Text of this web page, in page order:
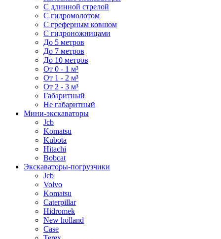
С длинной стрелой
С гидромолотом
С греферным ковшом
С гидроножницами
До 5 метров
До 7 метров
До 10 метров
От 0 - 1 м³
От 1 - 2 м³
От 2 - 3 м³
Габаритный
Не габаритный
Мини-экскаваторы
Jcb
Komatsu
Kubota
Hitachi
Bobcat
Экскаваторы-погрузчики
Jcb
Volvo
Komatsu
Caterpillar
Hidromek
New holland
Case